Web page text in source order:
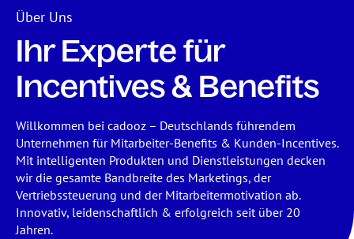
Über Uns
Ihr Experte für
Incentives & Benefits
Willkommen bei cadooz – Deutschlands führendem
Unternehmen für Mitarbeiter-Benefits & Kunden-Incentives.
Mit intelligenten Produkten und Dienstleistungen decken
wir die gesamte Bandbreite des Marketings, der
Vertriebssteuerung und der Mitarbeitermotivation ab.
Innovativ, leidenschaftlich & erfolgreich seit über 20
Jahren.